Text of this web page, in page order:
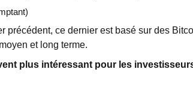
précédent, ce dernier est basé sur des
et long terme.
plus intéressant pour les